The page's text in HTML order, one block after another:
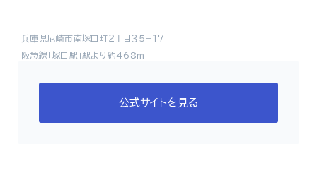
兵庫県尼崎市南塚口町２丁目３５−１７
阪急線「塚口駅」駅より約468m
公式サイトを見る